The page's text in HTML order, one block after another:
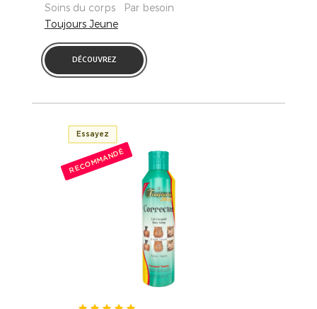
Soins du corps Par besoin
Toujours Jeune
DÉCOUVREZ
Essayez
RECOMMANDÉ